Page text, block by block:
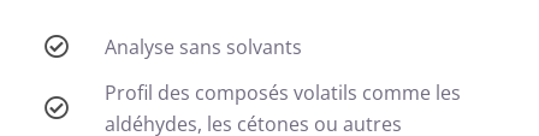
Analyse sans solvants
Profil des composés volatils comme les
aldéhydes, les cétones ou autres